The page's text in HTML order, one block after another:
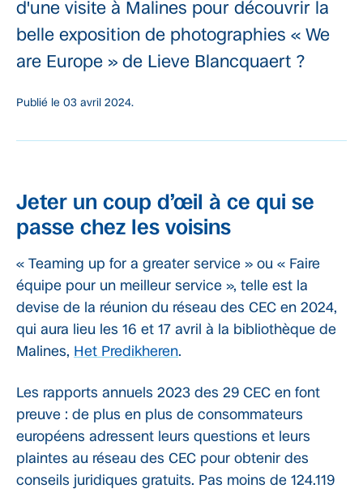
d'une visite à Malines pour découvrir la
belle exposition de photographies « We
are Europe » de Lieve Blancquaert ?
Publié le 03 avril 2024.
Jeter un coup d’œil à ce qui se
passe chez les voisins
« Teaming up for a greater service » ou « Faire
équipe pour un meilleur service », telle est la
devise de la réunion du réseau des CEC en 2024,
qui aura lieu les 16 et 17 avril à la bibliothèque de
Malines, Het Predikheren.
Les rapports annuels 2023 des 29 CEC en font
preuve : de plus en plus de consommateurs
européens adressent leurs questions et leurs
plaintes au réseau des CEC pour obtenir des
conseils juridiques gratuits. Pas moins de 124.119